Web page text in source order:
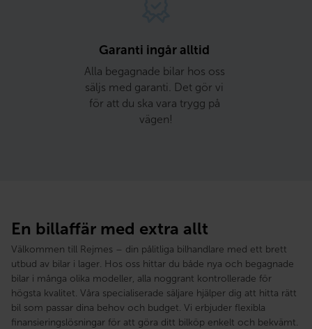
Garanti ingår alltid
Alla begagnade bilar hos oss
säljs med garanti. Det gör vi
för att du ska vara trygg på
vägen!
En billaffär med extra allt
Välkommen till Rejmes – din pålitliga bilhandlare med ett brett
utbud av bilar i lager. Hos oss hittar du både nya och begagnade
bilar i många olika modeller, alla noggrant kontrollerade för
högsta kvalitet. Våra specialiserade säljare hjälper dig att hitta rätt
bil som passar dina behov och budget. Vi erbjuder flexibla
finansieringslösningar för att göra ditt bilköp enkelt och bekvämt.